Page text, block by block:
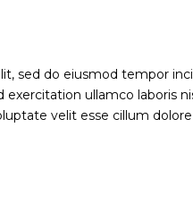
sed do eiusmod tempor
ullamco laboris
velit esse cillum